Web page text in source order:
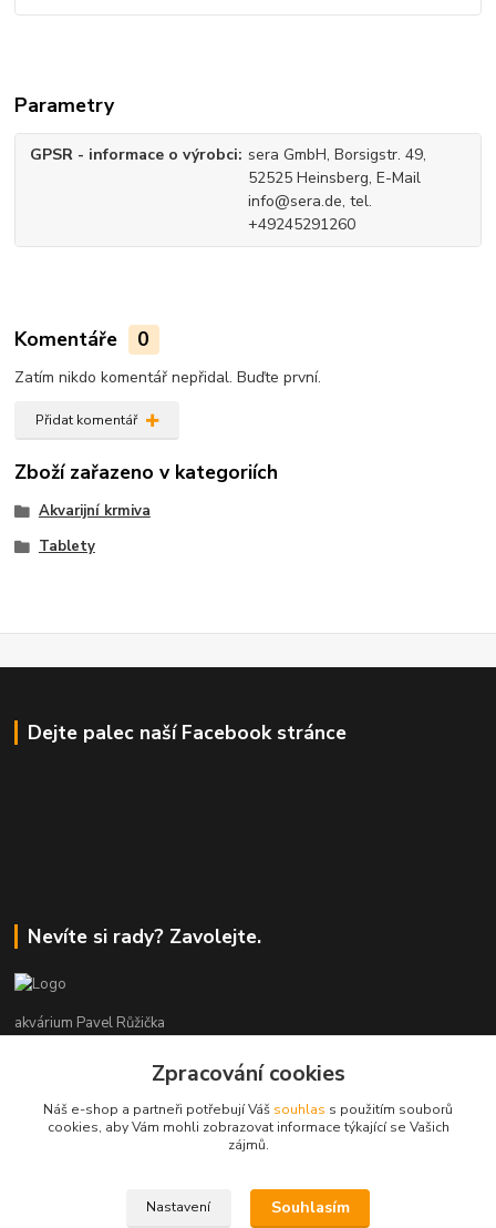
Parametry
GPSR - informace o výrobci sera GmbH, Borsigstr. 49,
52525 Heinsberg, E-Mail
info@sera.de, tel.
+49245291260
Komentáře 0
Zatím nikdo komentář nepřidal. Buďte první.
Přidat komentář
Zboží zařazeno v kategoriích
Akvarijní krmiva
Tablety
Dejte palec naší Facebook stránce
Nevíte si rady? Zavolejte.
akvárium Pavel Růžička
+420 602 118 290
9:00 až 16:00 v pracovní dny
Zpracování cookies
Náš e-shop a partneři potřebují Váš souhlas s použitím souborů
cookies, aby Vám mohli zobrazovat informace týkající se Vašich
zájmů.
Nastavení Souhlasím